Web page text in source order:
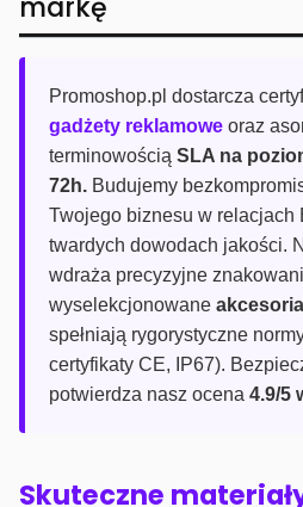
Promoshop.pl dostarcza
gadżety reklamowe oraz
terminowością SLA na
72h. Budujemy
Twojego biznesu w relacjach
twardych dowodach jakości.
wdraża precyzyjne
wyselekcjonowane
spełniają rygorystyczne
certyfikaty CE, IP67).
potwierdza nasz ocena 4.9/5
Skuteczne